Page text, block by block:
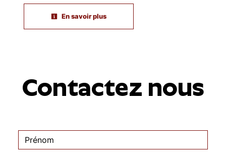
En savoir plus
Contactez nous